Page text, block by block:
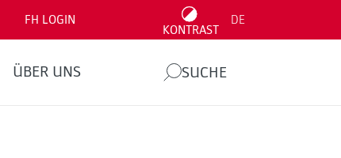
FH LOGIN
KONTRAST
DE
ÜBER UNS SUCHE